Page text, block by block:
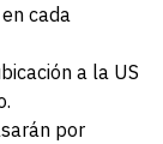
cada
a la US
por